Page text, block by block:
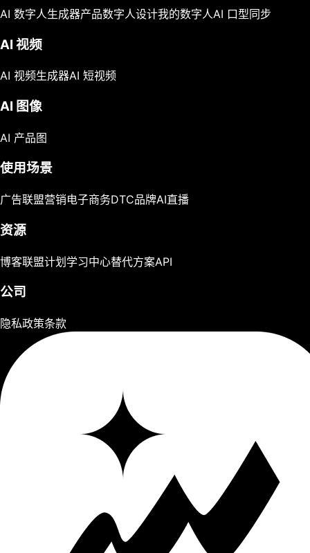
AI 数字人生成器产品数字人设计我的数字人AI 口型同步
AI 视频
AI 视频生成器AI 短视频
AI 图像
AI 产品图
使用场景
广告联盟营销电子商务DTC品牌AI直播
资源
博客联盟计划学习中心替代方案API
公司
隐私政策条款